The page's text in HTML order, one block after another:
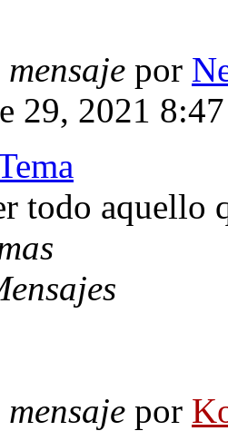
por
29, 2021
todo aquello
por